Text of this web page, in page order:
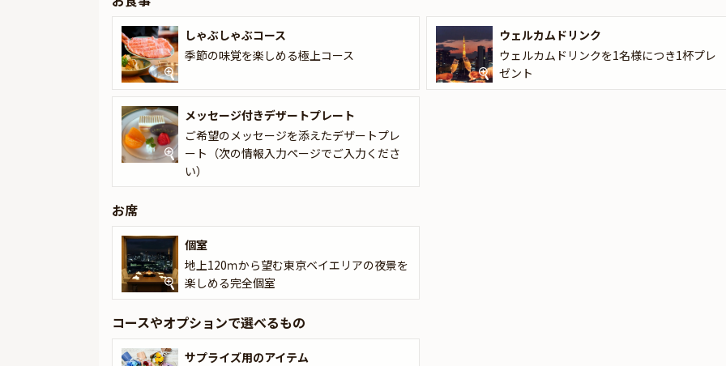
どをお付けすることが出来ます。メッセージカードは着席時に、花束やギフトはデザートタイムにご予約主様にお渡し致
しますので、サプライズにお役立てください。詳しくは本ページ中段の「お祝いアイテム」の欄で選んで頂けます。
プロポーズにふさわしい、洗練された空間と極上の料理を提供する「しゃぶ禅 銀座クレストン店」で、忘れられない時間
を演出します。
しゃぶしゃぶコース
季節の味覚を楽しめる極上コース
ウェルカムドリンク
ウェルカムドリンクを1名様につき1杯プレ
ゼント
メッセージ付きデザートプレート
ご希望のメッセージを添えたデザートプレ
ート（次の情報入力ページでご入力くださ
い）
お席
個室
地上120ｍから望む東京ベイエリアの夜景を
楽しめる完全個室
コースやオプションで選べるもの
サプライズ用のアイテム